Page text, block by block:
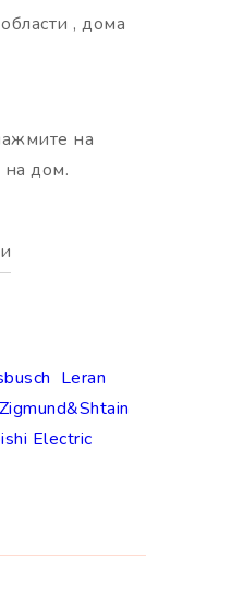
, дома
на
на дом.
Leran
Zigmund&Shtain
Electric